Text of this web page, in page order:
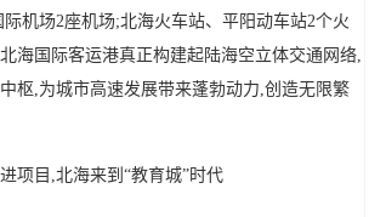
机场2座机场;北海火车站、平阳动车站2个火
海国际客运港真正构建起陆海空立体交通网络,
枢,为城市高速发展带来蓬勃动力,创造无限繁
项目,北海来到“教育城”时代